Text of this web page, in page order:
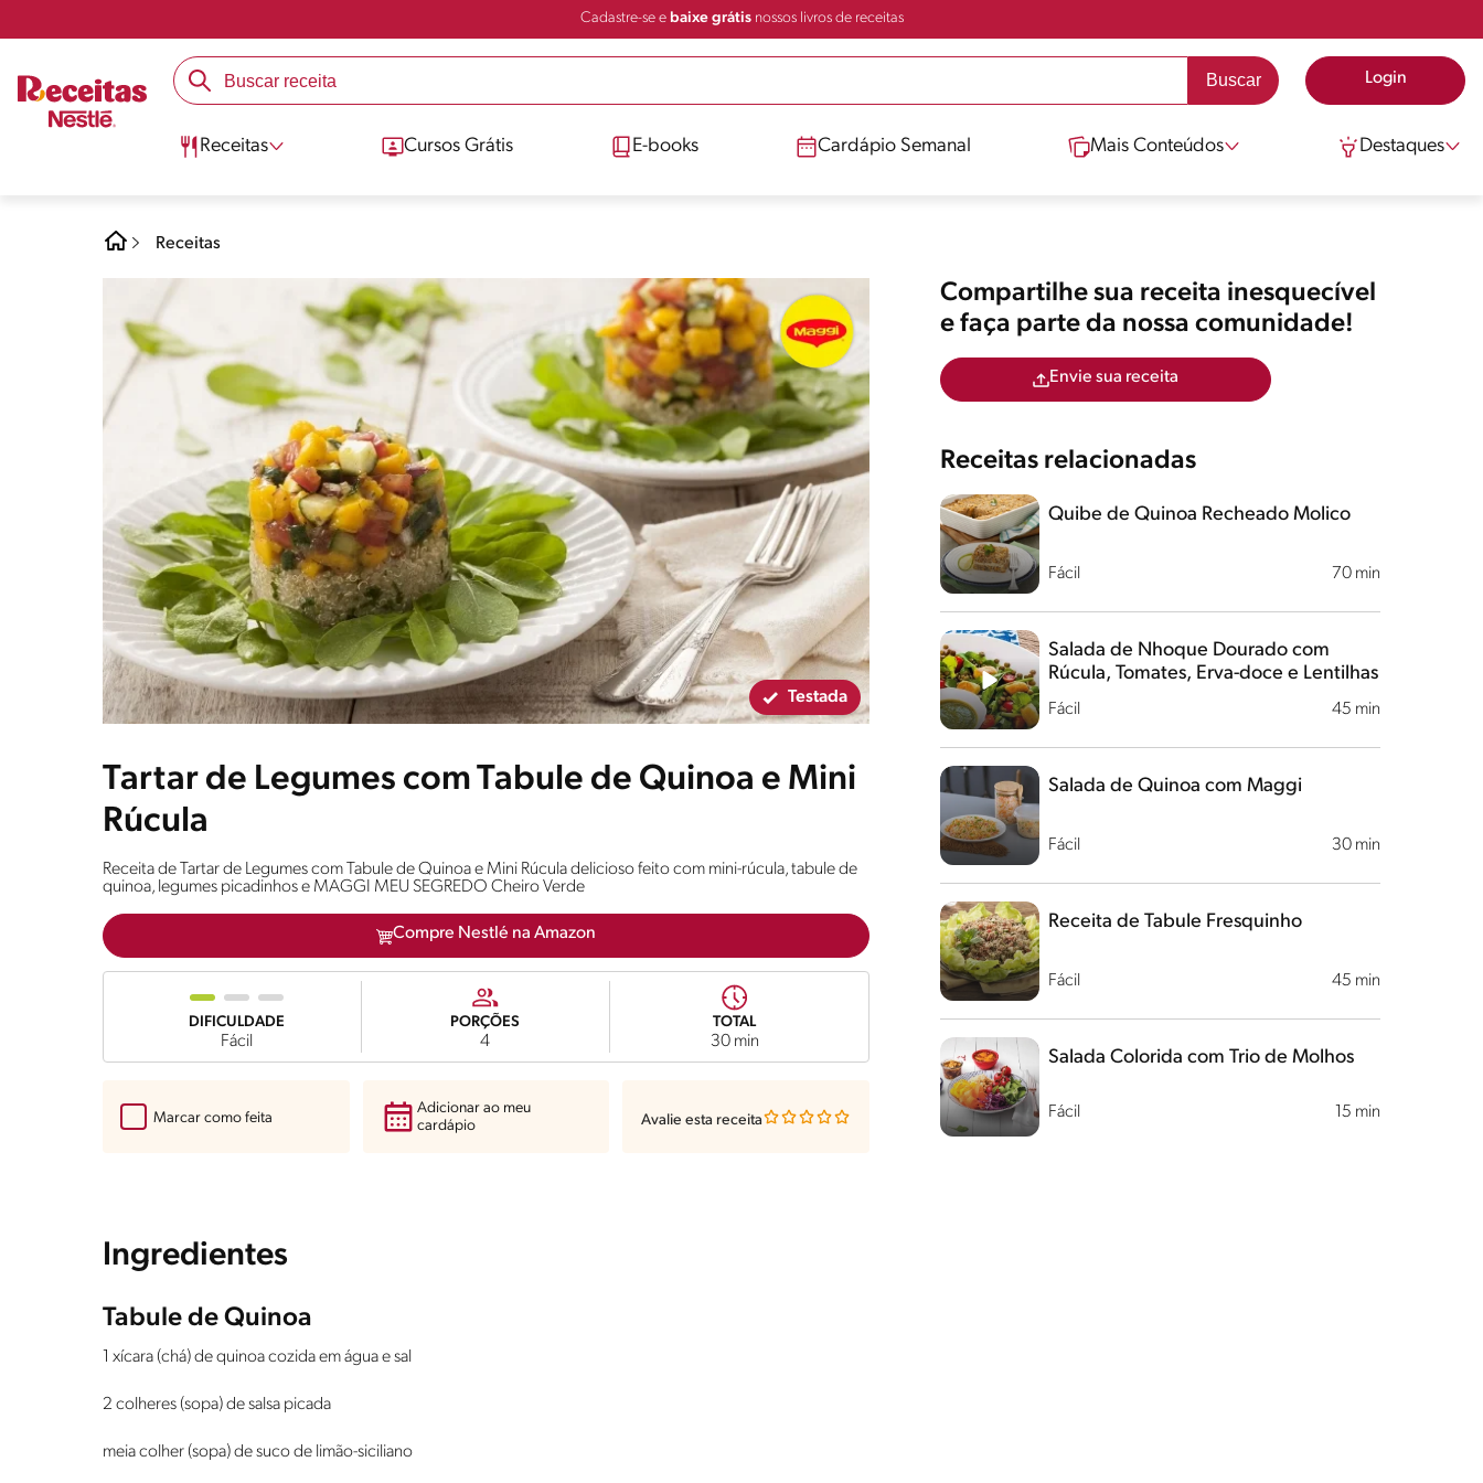
Cadastre-se e baixe grátisnossos livros de receitas
Login
Receitas Cursos Grátis E-books Cardápio Semanal Mais Conteúdos Destaques
Receitas
Testada
Tartar de Legumes com Tabule de Quinoa e Mini
Rúcula
Receita de Tartar de Legumes com Tabule de Quinoa e Mini Rúcula delicioso feito com mini-rúcula, tabule de
quinoa, legumes picadinhos e MAGGI MEU SEGREDO Cheiro Verde
Compre Nestlé na Amazon
DIFICULDADE
Fácil
PORÇÕES
4
TOTAL
30 min
Marcar como feita
Adicionar ao meu
cardápio
Avalie esta receita
Ingredientes
Tabule de Quinoa
1 xícara (chá) de quinoa cozida em água e sal
2 colheres (sopa) de salsa picada
meia colher (sopa) de suco de limão-siciliano
Compartilhe sua receita inesquecível
e faça parte da nossa comunidade!
Envie sua receita
Receitas relacionadas
Fácil 70 min
Quibe de Quinoa Recheado Molico
Fácil 45 min
Salada de Nhoque Dourado com
Rúcula, Tomates, Erva-doce e Lentilhas
Fácil 30 min
Salada de Quinoa com Maggi
Fácil 45 min
Receita de Tabule Fresquinho
Fácil 15 min
Salada Colorida com Trio de Molhos